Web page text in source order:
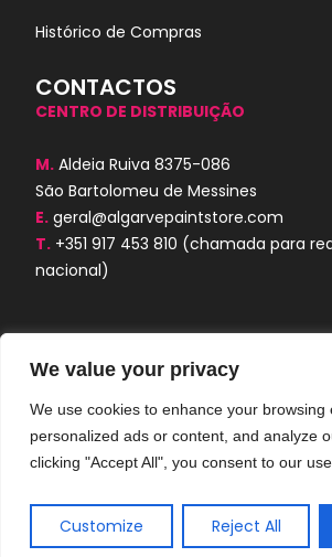
We value your privacy
We use cookies to enhance your browsing
personalized ads or content, and analyze
clicking "Accept All", you consent to our
Customize Reject All
Histórico de Compras
CONTACTOS
CENTRO DE DISTRIBUIÇÃO
M. Aldeia Ruiva 8375-086
São Bartolomeu de Messines
E. geral@algarvepaintstore.com
T. +351 917 453 810 (chamada para
nacional)
Algarve Paint Store © 2024.
direitos reservados.
AORUBRO.PT